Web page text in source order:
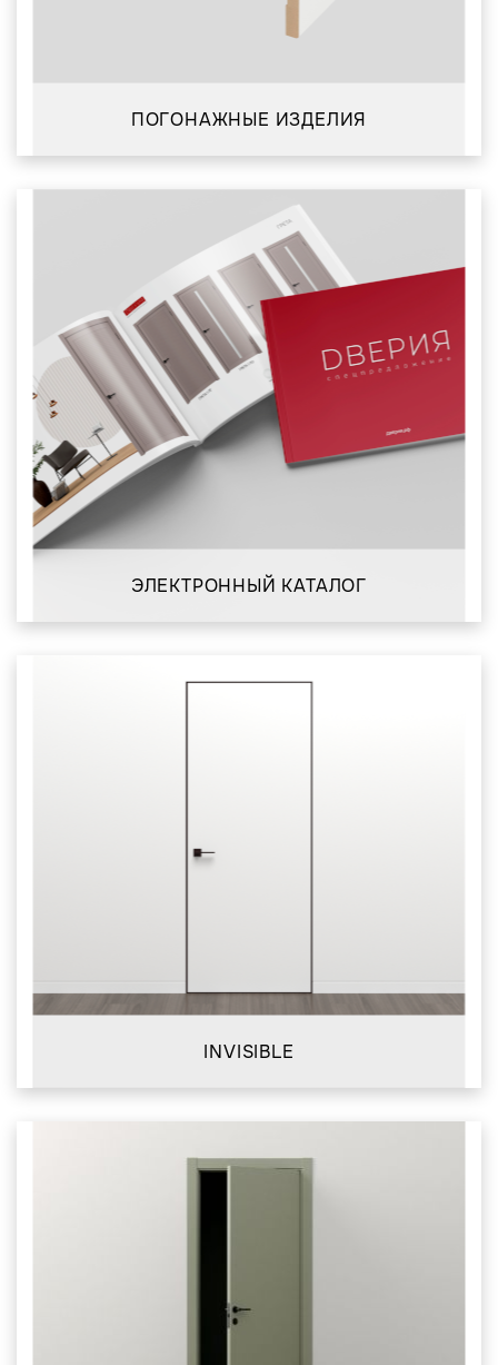
ПОГОНАЖНЫЕ ИЗДЕЛИЯ
ЭЛЕКТРОННЫЙ КАТАЛОГ
INVISIBLE